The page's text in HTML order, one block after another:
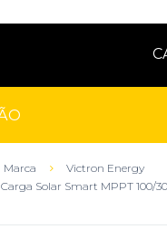
Marca
Victron Energy
Solar Smart MPPT 100/